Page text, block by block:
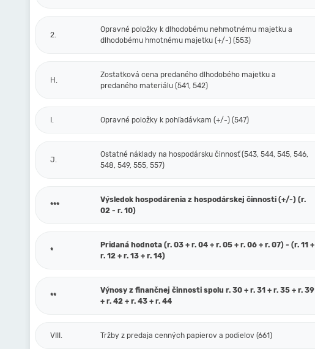
2.
Opravné položky k dlhodobému nehmotnému majetku a
dlhodobému hmotnému majetku (+/-) (553)
H.
Zostatková cena predaného dlhodobého majetku a
predaného materiálu (541, 542)
I. Opravné položky k pohľadávkam (+/-) (547)
J.
Ostatné náklady na hospodársku činnosť (543, 544, 545, 546,
548, 549, 555, 557)
***
Výsledok hospodárenia z hospodárskej činnosti (+/-) (r.
02 - r. 10)
*
Pridaná hodnota (r. 03 + r. 04 + r. 05 + r. 06 + r. 07) - (r. 11 +
r. 12 + r. 13 + r. 14)
**
Výnosy z finančnej činnosti spolu r. 30 + r. 31 + r. 35 + r. 39
+ r. 42 + r. 43 + r. 44
VIII. Tržby z predaja cenných papierov a podielov (661)